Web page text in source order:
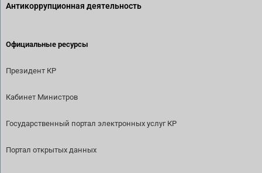
Антикоррупционная деятельность
Официальные ресурсы
Президент КР
Кабинет Министров
Государственный портал электронных услуг КР
Портал открытых данных